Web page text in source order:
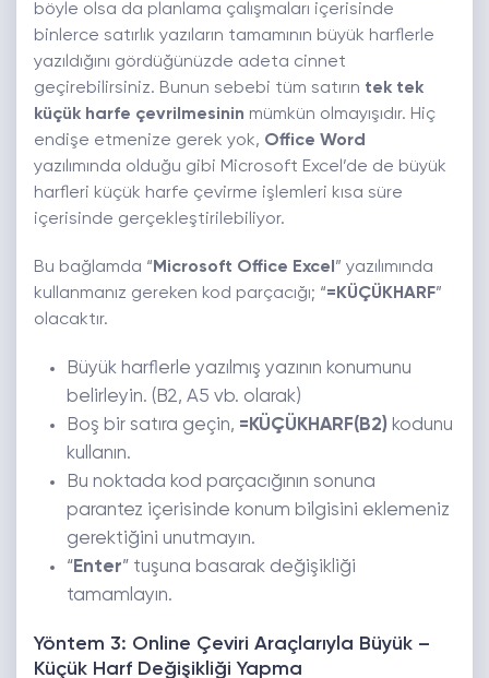
böyle olsa da planlama çalışmaları içerisinde
binlerce satırlık yazıların tamamının büyük harflerle
yazıldığını gördüğünüzde adeta cinnet
geçirebilirsiniz. Bunun sebebi tüm satırın tek tek
küçük harfe çevrilmesinin mümkün olmayışıdır. Hiç
endişe etmenize gerek yok, Office Word
yazılımında olduğu gibi Microsoft Excel’de de büyük
harfleri küçük harfe çevirme işlemleri kısa süre
içerisinde gerçekleştirilebiliyor.
Bu bağlamda “ Microsoft Office Excel ” yazılımında
kullanmanız gereken kod parçacığı; “=KÜÇÜKHARF”
olacaktır.
Büyük harflerle yazılmış yazının konumunu
belirleyin. (B2, A5 vb. olarak)
Boş bir satıra geçin, =KÜÇÜKHARF(B2) kodunu
kullanın.
Bu noktada kod parçacığının sonuna
parantez içerisinde konum bilgisini eklemeniz
gerektiğini unutmayın.
“Enter” tuşuna basarak değişikliği
tamamlayın.
Yöntem 3: Online Çeviri Araçlarıyla Büyük –
Küçük Harf Değişikliği Yapma